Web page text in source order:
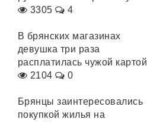
3305
4
В брянских магазинах
девушка три раза
расплатилась чужой картой
2104
0
Брянцы заинтересовались
покупкой жилья на